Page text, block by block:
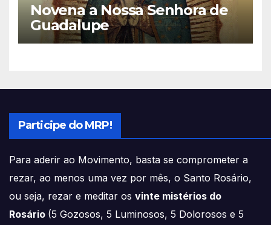
Novena a Nossa Senhora de
Guadalupe
Participe do MRP!
Para aderir ao Movimento, basta se comprometer a
rezar, ao menos uma vez por mês, o Santo Rosário,
ou seja, rezar e meditar os vinte mistérios do
Rosário (5 Gozosos, 5 Luminosos, 5 Dolorosos e 5